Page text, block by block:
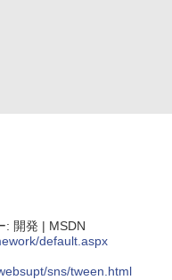
: 開発 | MSDN
default.aspx
sns/tween.html